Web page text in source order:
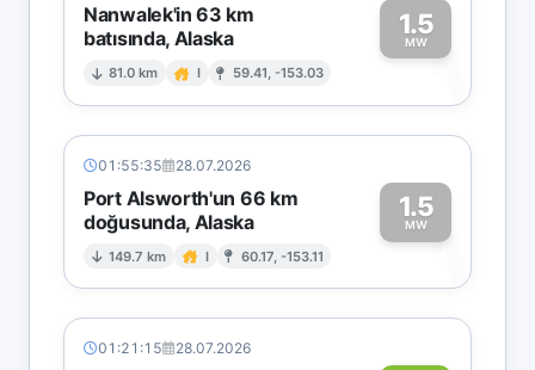
Nanwalek'in 63 km
batısında, Alaska
81.0 km I 59.41, -153.03
1.5
MW1
01:55:35 28.07.2026
Port Alsworth'un 66 km
doğusunda, Alaska
149.7 km I 60.17, -153.11
1.5
MW1
01:21:15 28.07.2026